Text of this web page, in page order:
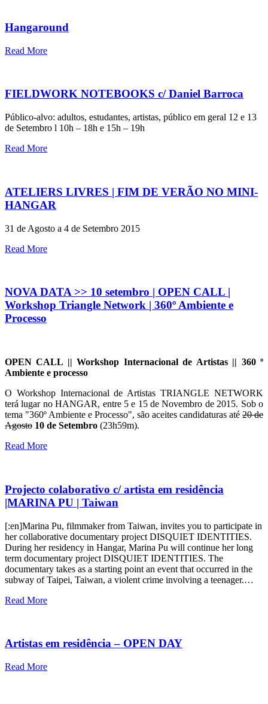
Hangaround
Read More
FIELDWORK NOTEBOOKS c/ Daniel Barroca
Público-alvo: adultos, estudantes, artistas, público em geral 12 e 13
de Setembro l 10h – 18h e 15h – 19h
Read More
ATELIERS LIVRES | FIM DE VERÃO NO MINI-
HANGAR
31 de Agosto a 4 de Setembro 2015
Read More
NOVA DATA >> 10 setembro | OPEN CALL |
Workshop Triangle Network | 360º Ambiente e
Processo
OPEN CALL ||Workshop Internacional de Artistas || 360 º
Ambiente e processo
O Workshop Internacional de Artistas TRIANGLE NETWORK
terá lugar no HANGAR, entre 5 e 15 de Novembro de 2015. Sob o
tema "360º Ambiente e Processo", são aceites candidaturas até 20 de
Agosto 10 de Setembro (23h59m).
Read More
Projecto colaborativo c/ artista em residência
|MARINA PU | Taiwan
[:en]Marina Pu, filmmaker from Taiwan, invites you to participate in
her collaborative documentary project DISQUIET IDENTITIES.
During her residency in Hangar, Marina Pu will continue her long
term documentary project DISQUIET IDENTITIES. The
documentary takes as a starting point an event that occurred in the
subway of Taipei, Taiwan, a violent crime involving a teenager.…
Read More
Artistas em residência – OPEN DAY
Read More